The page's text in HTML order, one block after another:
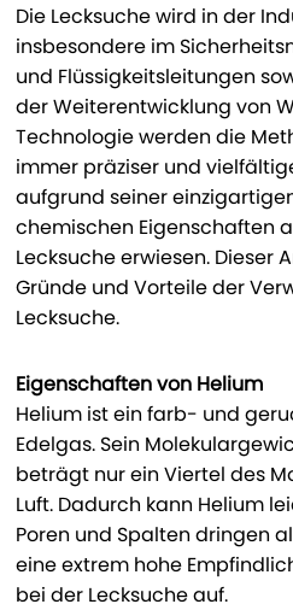
Die Lecksuche wird in der
insbesondere im
und Flüssigkeitsleitungen
der Weiterentwicklung von
Technologie werden die
immer präziser und
aufgrund seiner
chemischen Eigenschaften
Lecksuche erwiesen. Dieser
Gründe und Vorteile der
Lecksuche.
Eigenschaften von Helium
Helium ist ein farb- und
Edelgas. Sein
beträgt nur ein Viertel des
Luft. Dadurch kann Helium
Poren und Spalten dringen
eine extrem hohe
bei der Lecksuche auf.